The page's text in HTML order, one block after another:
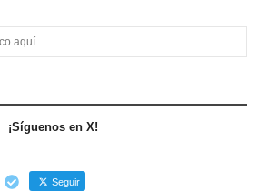
¡Síguenos en X!
Seguir